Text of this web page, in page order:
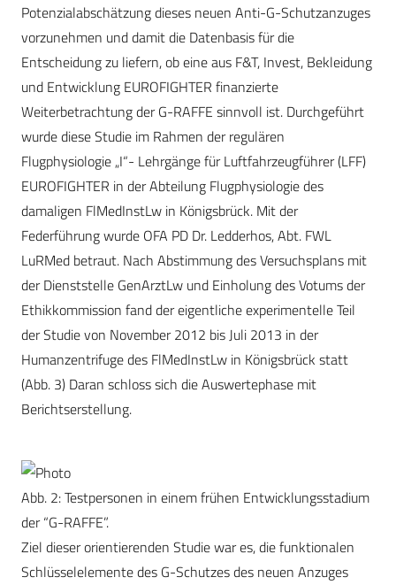
Potenzialabschätzung dieses neuen Anti-G-Schutzanzuges
vorzunehmen und damit die Datenbasis für die
Entscheidung zu liefern, ob eine aus F&T, Invest, Bekleidung
und Entwicklung EUROFIGHTER finanzierte
Weiterbetrachtung der G-RAFFE sinnvoll ist. Durchgeführt
wurde diese Studie im Rahmen der regulären
Flugphysiologie „I“- Lehrgänge für Luftfahrzeugführer (LFF)
EUROFIGHTER in der Abteilung Flugphysiologie des
damaligen FlMedInstLw in Königsbrück. Mit der
Federführung wurde OFA PD Dr. Ledderhos, Abt. FWL
LuRMed betraut. Nach Abstimmung des Versuchsplans mit
der Dienststelle GenArztLw und Einholung des Votums der
Ethikkommission fand der eigentliche experimentelle Teil
der Studie von November 2012 bis Juli 2013 in der
Humanzentrifuge des FlMedInstLw in Königsbrück statt
(Abb. 3) Daran schloss sich die Auswertephase mit
Berichtserstellung.
Abb. 2: Testpersonen in einem frühen Entwicklungsstadium
der “G-RAFFE”.
Ziel dieser orientierenden Studie war es, die funktionalen
Schlüsselelemente des G-Schutzes des neuen Anzuges